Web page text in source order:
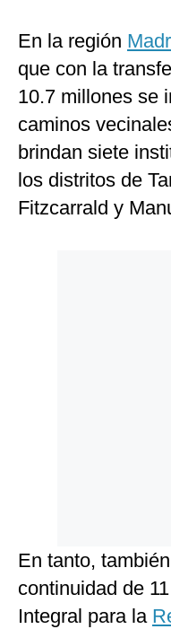
En la región
que con la
10.7 millones se
caminos
brindan siete
los distritos de
Fitzcarrald y
En tanto,
continuidad de
Integral para la